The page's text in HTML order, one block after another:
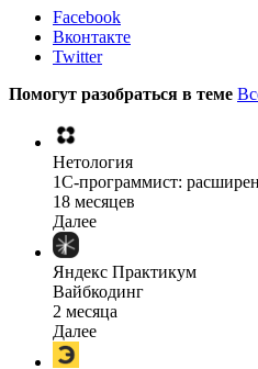
Facebook
Вконтакте
Twitter
Помогут разобраться в теме
Нетология
1C-программист:
18 месяцев
Далее
Яндекс Практикум
Вайбкодинг
2 месяца
Далее